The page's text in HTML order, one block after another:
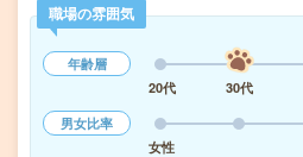
職場の雰囲気
年齢層
20代
30代
男女比率
女性